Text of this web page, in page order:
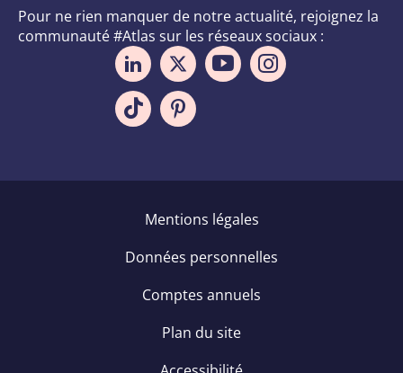
Pour ne rien manquer de notre actualité, rejoignez la
communauté #Atlas sur les réseaux sociaux :
Mentions légales
Données personnelles
Comptes annuels
Plan du site